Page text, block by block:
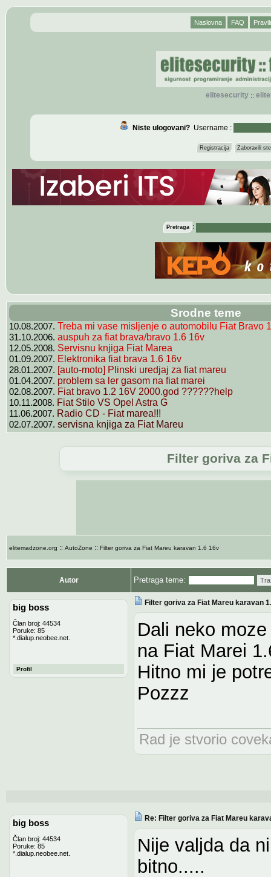
Naslovna FAQ
elitesecurity::
Niste ulogovani?Username :
Registracija Zaboravili
Pretraga :
Srodne teme
10.08.2007. Treba mi vase misljenje o automobilu Fiat Bravo
31.10.2006. auspuh za fiat brava/bravo 1.6 16v
12.05.2008. Servisnu knjiga Fiat Marea
01.09.2007. Elektronika fiat brava 1.6 16v
28.01.2007. [auto-moto] Plinski uredjaj za fiat mareu
01.04.2007. problem sa ler gasom na fiat marei
02.08.2007. Fiat bravo 1.2 16V 2000.god ??????help
10.11.2008. Fiat Stilo VS Opel Astra G
11.06.2007. Radio CD - Fiat marea!!!
02.07.2007. servisna knjiga za Fiat Mareu
Filter goriva za
elitemadzone.org :: AutoZone :: Filter goriva za Fiat Mareu karavan 1.6 16v
Autor Pretraga teme:
big boss
Član broj: 44534
Poruke: 85
*.dialup.neobee.net.
Profil
Filter goriva za Fiat Mareu karavan
Dali neko
na Fiat Marei
Hitno mi je
Pozzz
Rad je stvorio
big boss
Član broj: 44534
Poruke: 85
*.dialup.neobee.net.
Re: Filter goriva za Fiat Mareu
Nije valjda da
bitno.....